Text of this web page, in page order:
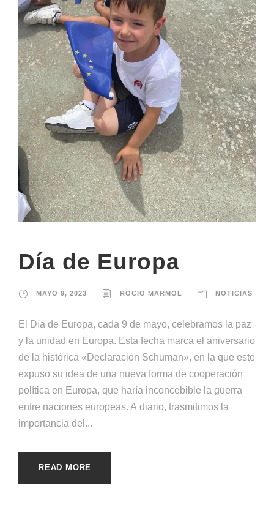
Día de Europa
MAYO 9, 2023 ROCIO MARMOL NOTICIAS
El Día de Europa, cada 9 de mayo, celebramos la paz
y la unidad en Europa. Esta fecha marca el aniversario
de la histórica «Declaración Schuman», en la que este
expuso su idea de una nueva forma de cooperación
política en Europa, que haría inconcebible la guerra
entre naciones europeas. A diario, trasmitimos la
importancia del...
READ MORE